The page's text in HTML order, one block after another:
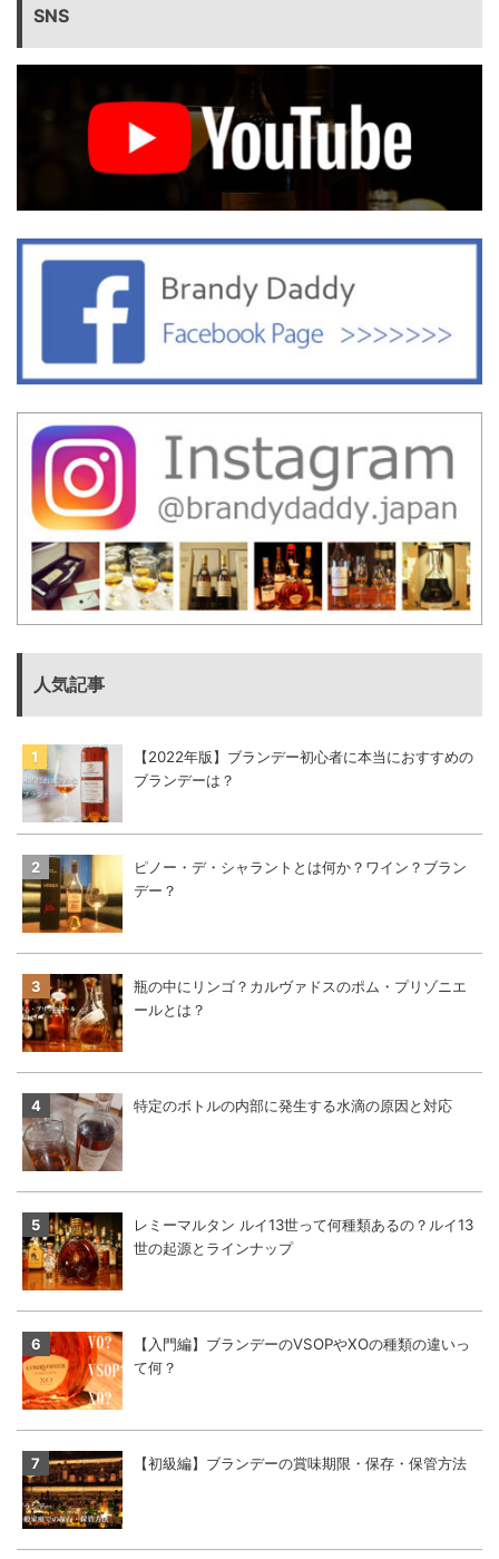
SNS
人気記事
【2022年版】ブランデー初心者に本当におすすめの
ブランデーは？
ピノー・デ・シャラントとは何か？ワイン？ブラン
デー？
瓶の中にリンゴ？カルヴァドスのポム・プリゾニエ
ールとは？
特定のボトルの内部に発生する水滴の原因と対応
レミーマルタン ルイ13世って何種類あるの？ルイ13
世の起源とラインナップ
【入門編】ブランデーのVSOPやXOの種類の違いっ
て何？
【初級編】ブランデーの賞味期限・保存・保管方法